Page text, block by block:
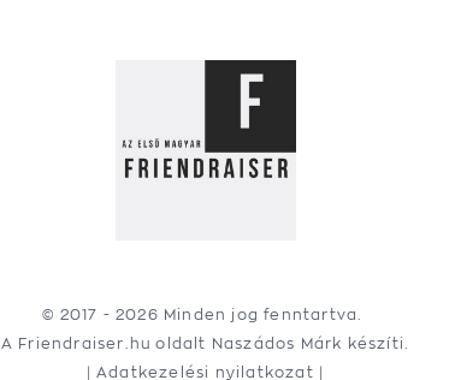
© 2017 -2026 Minden jog fenntartva.
A Friendraiser.hu oldalt Naszádos Márk
készíti.
|Adatkezelési nyilatkozat |